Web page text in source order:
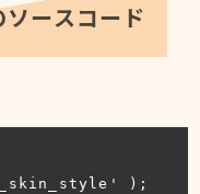
ースコード
);